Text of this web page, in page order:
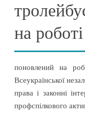
на роботі
поновлений на
Всеукраїнської
права і законні
профспілкового